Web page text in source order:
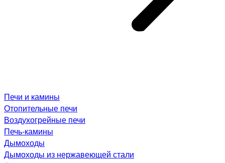
Печи и камины
Отопительные печи
Воздухогрейные печи
Печь-камины
Дымоходы
Дымоходы из нержавеющей стали